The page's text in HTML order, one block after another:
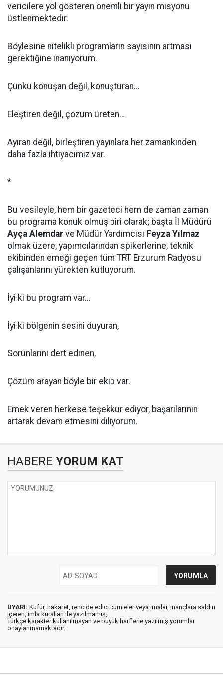
vericilere yol gösteren önemli bir yayın misyonu
üstlenmektedir.
Böylesine nitelikli programların sayısının artması
gerektiğine inanıyorum.
Çünkü konuşan değil, konuşturan…
Eleştiren değil, çözüm üreten…
Ayıran değil, birleştiren yayınlara her zamankinden
daha fazla ihtiyacımız var.
*
Bu vesileyle, hem bir gazeteci hem de zaman zaman
bu programa konuk olmuş biri olarak; başta İl Müdürü
Ayça Alemdar ve Müdür Yardımcısı Feyza Yılmaz
olmak üzere, yapımcılarından spikerlerine, teknik
ekibinden emeği geçen tüm TRT Erzurum Radyosu
çalışanlarını yürekten kutluyorum.
İyi ki bu program var…
İyi ki bölgenin sesini duyuran,
Sorunlarını dert edinen,
Çözüm arayan böyle bir ekip var.
Emek veren herkese teşekkür ediyor, başarılarının
artarak devam etmesini diliyorum.
HABERE YORUM KAT
UYARI: Küfür, hakaret, rencide edici cümleler veya imalar, inançlara saldırı
içeren, imla kuralları ile yazılmamış,
Türkçe karakter kullanılmayan ve büyük harflerle yazılmış yorumlar
onaylanmamaktadır.